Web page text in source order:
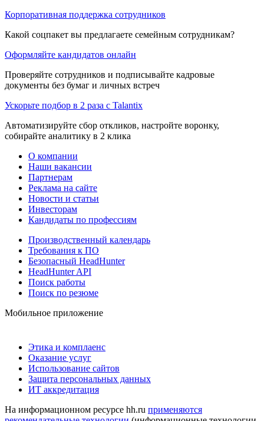
Корпоративная поддержка сотрудников
Какой соцпакет вы предлагаете семейным сотрудникам?
Оформляйте кандидатов онлайн
Проверяйте сотрудников и подписывайте кадровые
документы без бумаг и личных встреч
Ускорьте подбор в 2 раза с Talantix
Автоматизируйте сбор откликов, настройте воронку,
собирайте аналитику в 2 клика
О компании
Наши вакансии
Партнерам
Реклама на сайте
Новости и статьи
Инвесторам
Кандидаты по профессиям
Производственный календарь
Требования к ПО
Безопасный HeadHunter
HeadHunter API
Поиск работы
Поиск по резюме
Мобильное приложение
Этика и комплаенс
Оказание услуг
Использование сайтов
Защита персональных данных
ИТ аккредитация
На информационном ресурсе hh.ru применяются